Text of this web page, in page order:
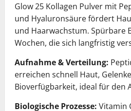
Glow 25 Kollagen Pulver mit
und Hyaluronsäure fördert
und Haarwachstum. Spürbare
Wochen, die sich langfristig
Aufnahme & Verteilung:
erreichen schnell Haut,
Bioverfügbarkeit, ideal für den
Biologische Prozesse: Vitamin